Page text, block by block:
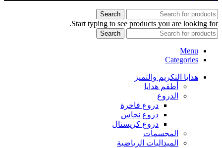
Search
Start typing to see products you are looking for.
Search
Menu
Categories
هدايا التكريم والتميز
أطقم هدايا
الدروع
دروع فاخرة
دروع نحاس
دروع كريستال
المجسمات
الميداليات الرياضية